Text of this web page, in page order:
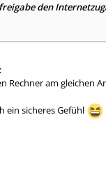
den
am gleichen
ein sicheres Gefühl